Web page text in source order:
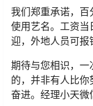
我们郑重承诺，百
使用艺名。工资当
迎，外地人员可报
期待与您相识，一
的，并非有人比
奋进。经理小天微